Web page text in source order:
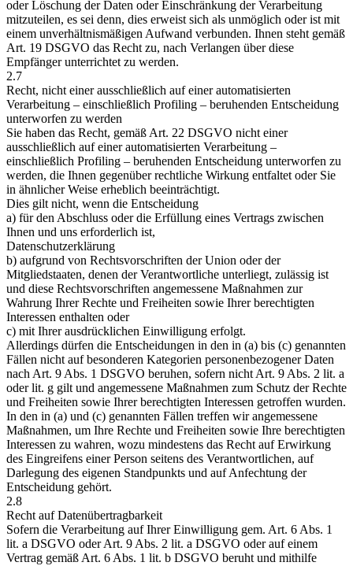
oder Löschung der Daten oder Einschränkung der Verarbeitung
mitzuteilen, es sei denn, dies erweist sich als unmöglich oder ist mit
einem unverhältnismäßigen Aufwand verbunden. Ihnen steht gemäß
Art. 19 DSGVO das Recht zu, nach Verlangen über diese
Empfänger unterrichtet zu werden.
2.7
Recht, nicht einer ausschließlich auf einer automatisierten
Verarbeitung – einschließlich Profiling – beruhenden Entscheidung
unterworfen zu werden
Sie haben das Recht, gemäß Art. 22 DSGVO nicht einer
ausschließlich auf einer automatisierten Verarbeitung –
einschließlich Profiling – beruhenden Entscheidung unterworfen zu
werden, die Ihnen gegenüber rechtliche Wirkung entfaltet oder Sie
in ähnlicher Weise erheblich beeinträchtigt.
Dies gilt nicht, wenn die Entscheidung
a) für den Abschluss oder die Erfüllung eines Vertrags zwischen
Ihnen und uns erforderlich ist,
Datenschutzerklärung
b) aufgrund von Rechtsvorschriften der Union oder der
Mitgliedstaaten, denen der Verantwortliche unterliegt, zulässig ist
und diese Rechtsvorschriften angemessene Maßnahmen zur
Wahrung Ihrer Rechte und Freiheiten sowie Ihrer berechtigten
Interessen enthalten oder
c) mit Ihrer ausdrücklichen Einwilligung erfolgt.
Allerdings dürfen die Entscheidungen in den in (a) bis (c) genannten
Fällen nicht auf besonderen Kategorien personenbezogener Daten
nach Art. 9 Abs. 1 DSGVO beruhen, sofern nicht Art. 9 Abs. 2 lit. a
oder lit. g gilt und angemessene Maßnahmen zum Schutz der Rechte
und Freiheiten sowie Ihrer berechtigten Interessen getroffen wurden.
In den in (a) und (c) genannten Fällen treffen wir angemessene
Maßnahmen, um Ihre Rechte und Freiheiten sowie Ihre berechtigten
Interessen zu wahren, wozu mindestens das Recht auf Erwirkung
des Eingreifens einer Person seitens des Verantwortlichen, auf
Darlegung des eigenen Standpunkts und auf Anfechtung der
Entscheidung gehört.
2.8
Recht auf Datenübertragbarkeit
Sofern die Verarbeitung auf Ihrer Einwilligung gem. Art. 6 Abs. 1
lit. a DSGVO oder Art. 9 Abs. 2 lit. a DSGVO oder auf einem
Vertrag gemäß Art. 6 Abs. 1 lit. b DSGVO beruht und mithilfe